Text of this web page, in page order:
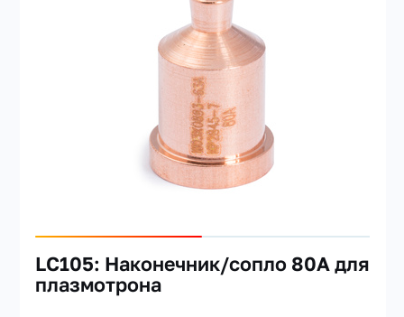
LC105: Наконечник/сопло 80A для
плазмотрона